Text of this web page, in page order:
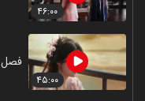
۴۶:۰۰
۴۵:۰۰
فصل ۱ - قسمت ۹